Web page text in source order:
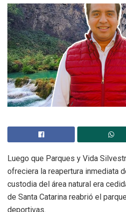
Luego que Parques y Vida
ofreciera la reapertura inmediata
custodia del área natural era
de Santa Catarina reabrió el
deportivas.